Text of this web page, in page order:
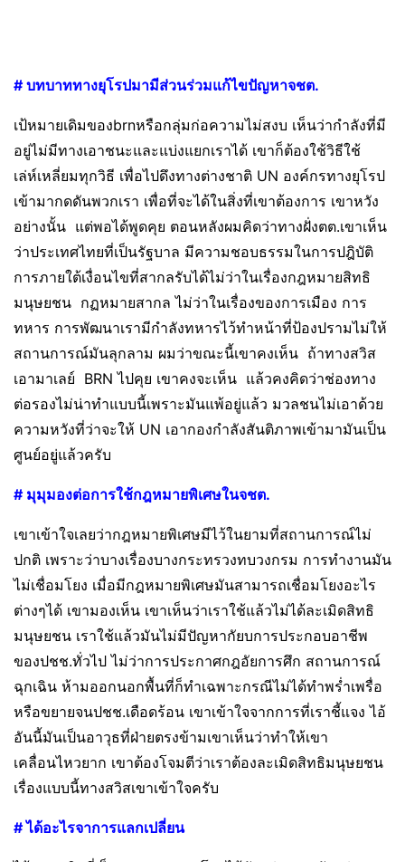
# บทบาททางยุโรปมามีส่วนร่วมแก้ไขปัญหาจชต.
เป้หมายเดิมของbrnหรือกลุ่มก่อความไม่สงบ เห็นว่ากำลังที่มี
อยู่ไม่มีทางเอาชนะและแบ่งแยกเราได้ เขาก็ต้องใช้วิธีใช้
เล่ห์เหลี่ยมทุกวิธี เพื่อไปดึงทางต่างชาติ UN องค์กรทางยุโรป
เข้ามากดดันพวกเรา เพื่อที่จะได้ในสิ่งที่เขาต้องการ เขาหวัง
อย่างนั้น แต่พอได้พูดคุย ตอนหลังผมคิดว่าทางฝั่งตต.เขาเห็น
ว่าประเทศไทยที่เป็นรัฐบาล มีความชอบธรรมในการปฎิบัติ
การภายใต้เงื่อนไขที่สากลรับได้ไม่ว่าในเรื่องกฎหมายสิทธิ
มนุษยชน กฏหมายสากล ไม่ว่าในเรื่องของการเมือง การ
ทหาร การพัฒนาเรามีกำลังทหารไว้ทำหน้าที่ป้องปรามไม่ให้
สถานการณ์มันลุกลาม ผมว่าขณะนี้เขาคงเห็น ถ้าทางสวิส
เอามาเลย์ BRN ไปคุย เขาคงจะเห็น แล้วคงคิดว่าช่องทาง
ต่อรองไม่น่าทำแบบนี้เพราะมันแพ้อยู่แล้ว มวลชนไม่เอาด้วย
ความหวังที่ว่าจะให้ UN เอากองกำลังสันติภาพเข้ามามันเป็น
ศูนย์อยู่แล้วครับ
# มุมุมองต่อการใช้กฎหมายพิเศษในจชต.
เขาเข้าใจเลยว่ากฎหมายพิเศษมีไว้ในยามที่สถานการณ์ไม่
ปกติ เพราะว่าบางเรื่องบางกระทรวงทบวงกรม การทำงานมัน
ไม่เชื่อมโยง เมื่อมีกฎหมายพิเศษมันสามารถเชื่อมโยงอะไร
ต่างๆได้ เขามองเห็น เขาเห็นว่าเราใช้แล้วไม่ได้ละเมิดสิทธิ
มนุษยชน เราใช้แล้วมันไม่มีปัญหากัยบการประกอบอาชีพ
ของปชช.ทั่วไป ไม่ว่าการประกาศกฎอัยการศึก สถานการณ์
ฉุกเฉิน ห้ามออกนอกพื้นที่ก็ทำเฉพาะกรณีไม่ได้ทำพร่ำเพรื่อ
หรือขยายจนปชช.เดือดร้อน เขาเข้าใจจากการที่เราชี้แจง ไอ้
อันนี้มันเป็นอาวุธที่ฝ่ายตรงข้ามเขาเห็นว่าทำให้เขา
เคลื่อนไหวยาก เขาต้องโจมตีว่าเราต้องละเมิดสิทธิมนุษยชน
เรื่องแบบนี้ทางสวิสเขาเข้าใจครับ
# ได้อะไรจาการแลกเปลี่ยน